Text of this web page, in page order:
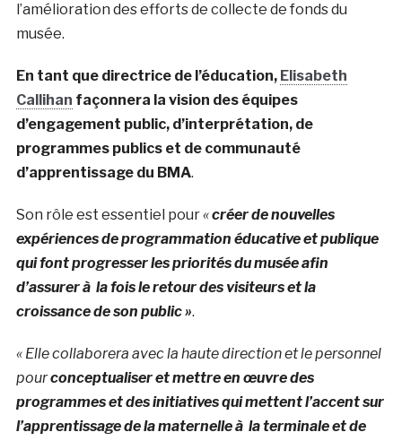
l’amélioration des efforts de collecte de fonds du
musée.
En tant que directrice de l’éducation, Elisabeth
Callihan façonnera la vision des équipes
d’engagement public, d’interprétation, de
programmes publics et de communauté
d’apprentissage du BMA.
Son rôle est essentiel pour«créer de nouvelles
expériences de programmation éducative et publique
qui font progresser les priorités du musée afin
d’assurer à la fois le retour des visiteurs et la
croissance de son public ».
« Elle collaborera avec la haute direction et le personnel
pourconceptualiser et mettre en œuvre des
programmes et des initiatives qui mettent l’accent sur
l’apprentissage de la maternelle à la terminale et de